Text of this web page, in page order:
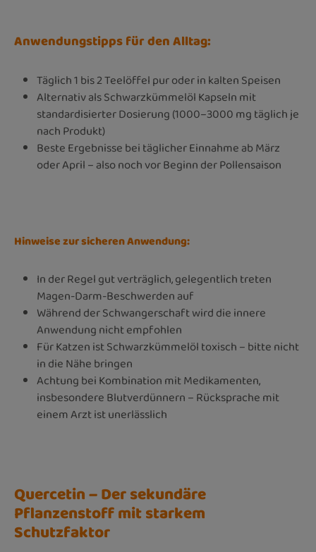
Anwendungstipps für den Alltag:
Täglich 1 bis 2 Teelöffel pur oder in kalten Speisen
Alternativ als Schwarzkümmelöl Kapseln mit
standardisierter Dosierung (1000–3000 mg täglich je
nach Produkt)
Beste Ergebnisse bei täglicher Einnahme ab März
oder April – also noch vor Beginn der Pollensaison
Hinweise zur sicheren Anwendung:
In der Regel gut verträglich, gelegentlich treten
Magen-Darm-Beschwerden auf
Während der Schwangerschaft wird die innere
Anwendung nicht empfohlen
Für Katzen ist Schwarzkümmelöl toxisch – bitte nicht
in die Nähe bringen
Achtung bei Kombination mit Medikamenten,
insbesondere Blutverdünnern – Rücksprache mit
einem Arzt ist unerlässlich
Quercetin – Der sekundäre
Pflanzenstoff mit starkem
Schutzfaktor